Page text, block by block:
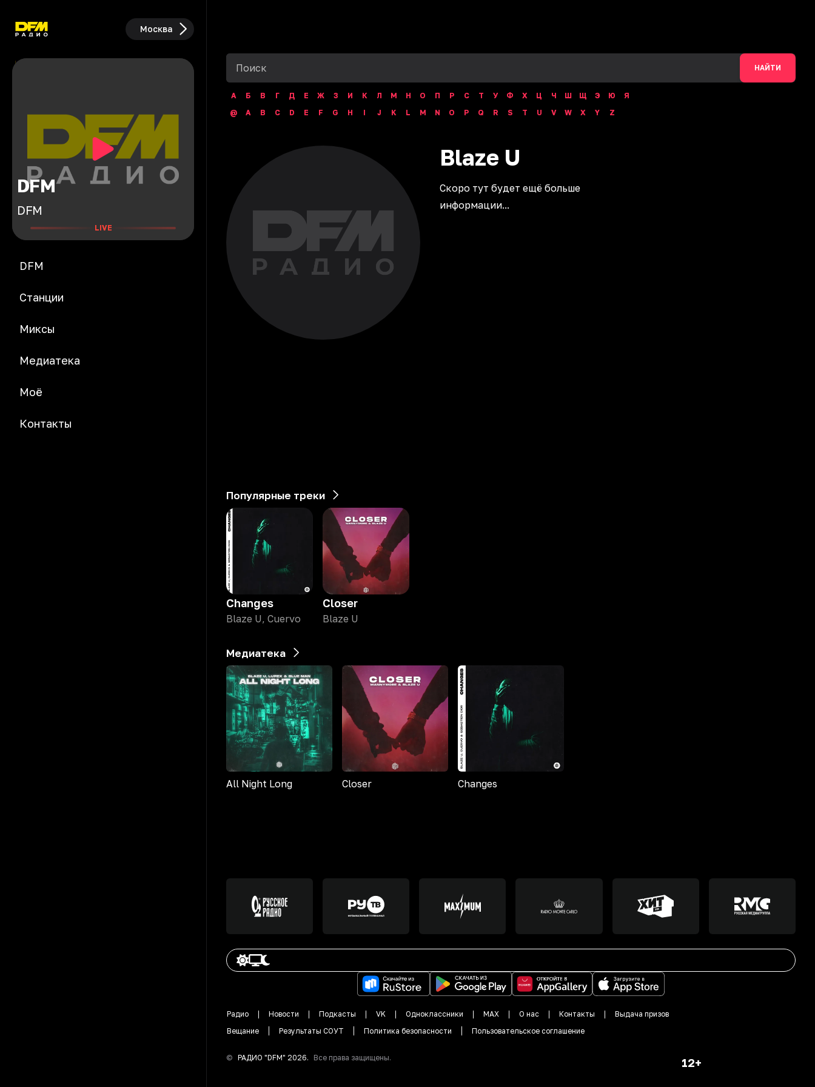
Москва
DFM
DFM
LIVE
DFM
Станции
Миксы
Медиатека
Моё
Контакты
НАЙТИ
А Б В Г Д Е Ж З И К Л М Н О П Р С Т У Ф Х Ц Ч Ш Щ Э Ю
Я
@
A B C D E F G H I J K L M N O P Q R S T U V W X Y Z
Blaze U
Скоро тут будет ещё больше
информации...
Популярные треки
Changes
Blaze U, Cuervo
Closer
Blaze U
Медиатека
All Night Long Closer Changes
Радио Новости Подкасты VK Одноклассники MAX О нас Контакты
Выдача призов
Вещание
Результаты СОУТ Политика безопасности Пользовательское соглашение
© РАДИО "DFM" 2026. Все права защищены. 12+